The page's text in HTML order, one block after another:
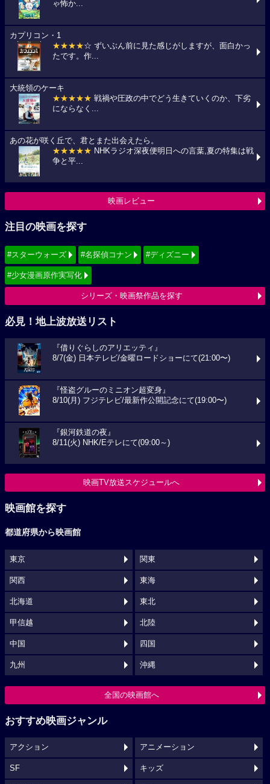
ゃ怖か...
カプリコン・1
★★★★☆ ずいぶん前に見た感じがしますが、面白かっ
たです。作...
大統領のケーキ
★★★★★ 戦禍や圧政の中でどう生きていくのか、下劣
にならなく...
あの花が咲く丘で、君とまた出会えたら。
★★★★★ NHKラジオ深夜便明日への言葉,夏の特集は戦
争と平...
映画レビュー
注目の映画を探す
#スターウォーズ #名探偵コナン #ディズニー
#少女漫画原作実写化
シリーズ・映画祭作品を探す
必見！地上波放送リスト
『借りぐらしのアリエッティ』
8/7(金) 日本テレビ/金曜ロードショーにて(21:00〜)
『怪盗グルーのミニオン超変身』
8/10(月) フジテレビ/最新作公開記念にて(19:00〜)
『銀河鉄道の夜』
8/11(火) NHK/Eテレにて(09:00～)
映画TV放送スケジュールへ
映画館を探す
都道府県から映画館
東京 関東
関西 東海
北海道 東北
甲信越 北陸
中国 四国
九州 沖縄
全国の映画館へ
おすすめ映画ジャンル
アクション アニメーション
SF キッズ